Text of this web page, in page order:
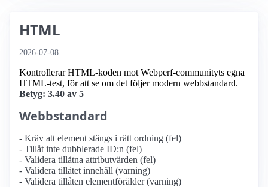
HTML
2026-07-08
Kontrollerar HTML-koden mot Webperf-communityts egna
HTML-test, för att se om det följer modern webbstandard.
Betyg: 3.40 av 5
Webbstandard
- Kräv att element stängs i rätt ordning (fel)
- Tillåt inte dubblerade ID:n (fel)
- Validera tillåtna attributvärden (fel)
- Validera tillåtet innehåll (varning)
- Validera tillåten elementförälder (varning)